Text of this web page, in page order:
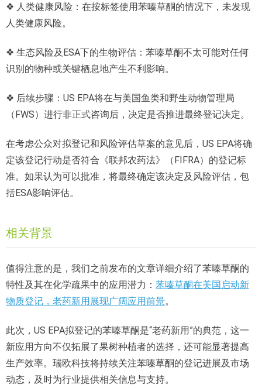
❖ 人类健康风险：在按标签使用苯嗪草酮的情况下，未发现
人类健康风险。
❖ 生态风险及ESA下的生物评估：苯嗪草酮不太可能对任何
识别的物种或关键栖息地产生不利影响。
❖ 后续步骤：US EPA将在与美国鱼类和野生动物管理局
（FWS）进行非正式咨询后，决定是否推进最终登记决定。
在考虑公众对拟登记和风险评估草案的意见后，US EPA将确
定该登记行动是否符合《联邦农药法》（FIFRA）的登记标
准。如果认为可以批准，将最终确定该决定及风险评估，包
括ESA影响评估。
相关背景
值得注意的是，我们之前发布的文章详细介绍了苯嗪草酮的
特性及其在化学疏果中的应用潜力： 苯嗪草酮在美国启动新
物质登记，老药新用展现广阔应用前景。
此次，US EPA拟登记的苯嗪草酮是“老药新用”的典范，这一
新应用方向不仅拓展了果树种植者的选择，还可能显著提高
生产效率。瑞欧科技将持续关注苯嗪草酮的登记进展及市场
动态，及时为行业提供相关信息与支持。